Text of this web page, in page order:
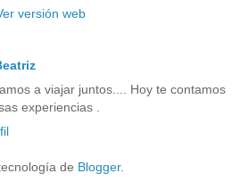
versión web
a viajar juntos.... Hoy te contamos
experiencias .
de Blogger.